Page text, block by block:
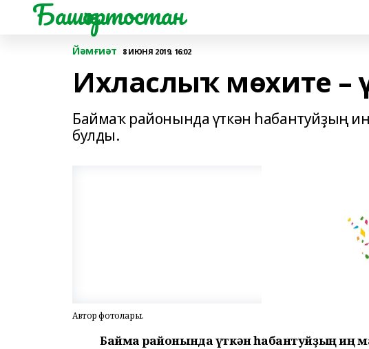
Башҡортостан
Йәмғиәт 8 ИЮНЯ 2019, 16:02
Ихласлыҡ мөхите –
Баймаҡ районында үткән һабантуйҙың
булды.
Автор фотолары.
Баймаҡ районында үткән һабантуйҙың иң